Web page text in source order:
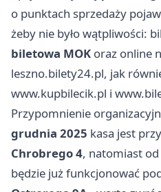
o punktach sprzedaży
żeby nie było wątpliwości:
biletowa MOK oraz online
leszno.bilety24.pl, jak
www.kupbilecik.pl i
Przypomnienie
grudnia 2025 kasa jest przy
Chrobrego 4, natomiast od
będzie już funkcjonować